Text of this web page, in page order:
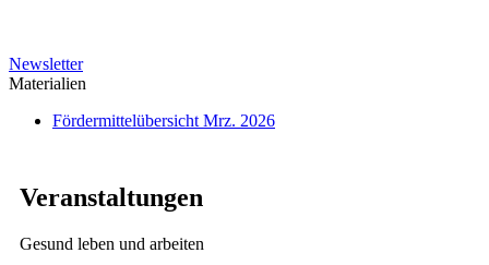
Newsletter
Materialien
Fördermittelübersicht Mrz. 2026
Veranstaltungen
Gesund leben und arbeiten